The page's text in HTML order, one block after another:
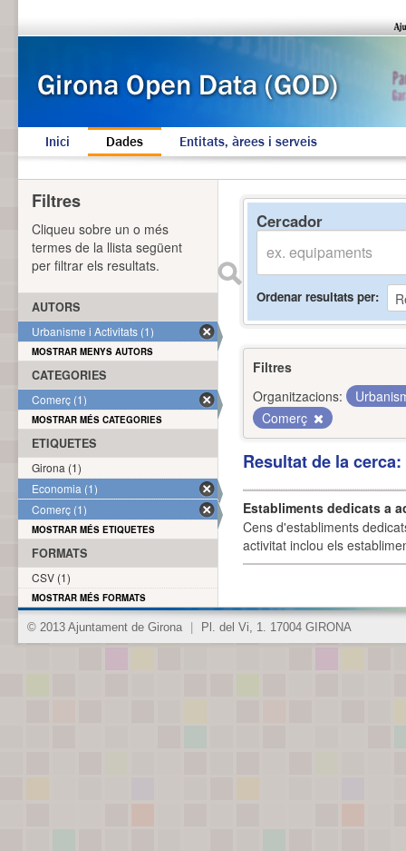
Inici Dades Entitats, àrees i serveis
Cercador
Ordenar resultats per
Filtres
Organitzacions:
Comerç
Resultat de la
Establiments dedicats a
Cens d'establiments
activitat inclou els
Filtres
Cliqueu sobre un o més
termes de la llista següent
per filtrar els resultats.
AUTORS
Urbanisme i Activitats (1)
MOSTRAR MENYS AUTORS
CATEGORIES
Comerç (1)
MOSTRAR MÉS CATEGORIES
ETIQUETES
Girona (1)
Economia (1)
Comerç (1)
MOSTRAR MÉS ETIQUETES
FORMATS
CSV (1)
MOSTRAR MÉS FORMATS
© 2013 Ajuntament de Girona Pl. del Vi, 1. 17004 GIRONA